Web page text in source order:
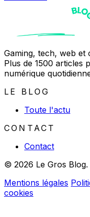
Gaming, tech, web et
Plus de 1500 articles
numérique
LE BLOG
Toute l'actu
CONTACT
Contact
© 2026 Le Gros
Mentions légales
cookies